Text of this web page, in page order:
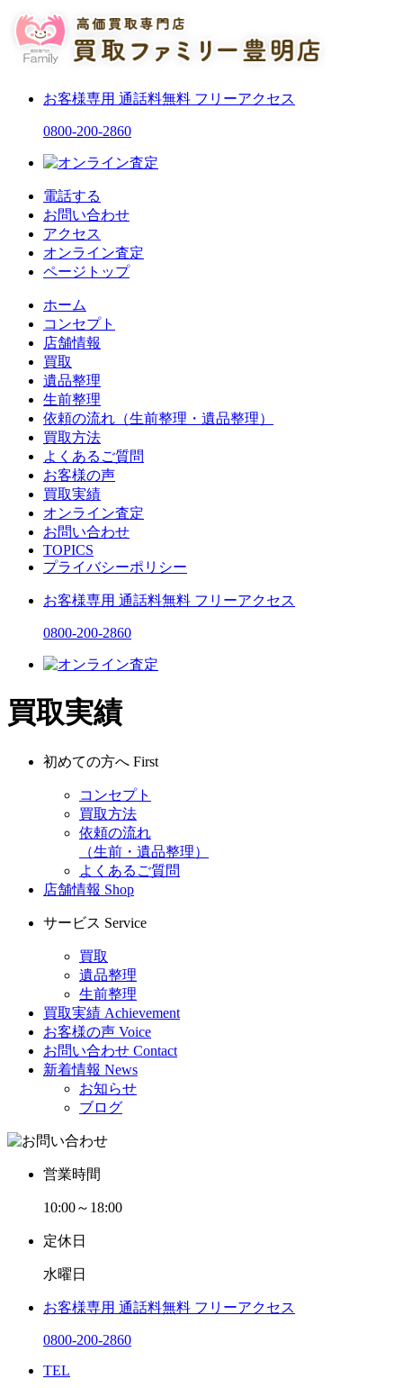
お客様専用 通話料無料 フリーアクセス
0800-200-2860
電話する
お問い合わせ
アクセス
オンライン査定
ページトップ
ホーム
コンセプト
店舗情報
買取
遺品整理
生前整理
依頼の流れ（生前整理・遺品整理）
買取方法
よくあるご質問
お客様の声
買取実績
オンライン査定
お問い合わせ
TOPICS
プライバシーポリシー
お客様専用 通話料無料 フリーアクセス
0800-200-2860
買取実績
初めての方へ First
コンセプト
買取方法
依頼の流れ
（生前・遺品整理）
よくあるご質問
店舗情報 Shop
サービス Service
買取
遺品整理
生前整理
買取実績 Achievement
お客様の声 Voice
お問い合わせ Contact
新着情報 News
お知らせ
ブログ
営業時間
10:00～18:00
定休日
水曜日
お客様専用 通話料無料 フリーアクセス
0800-200-2860
TEL